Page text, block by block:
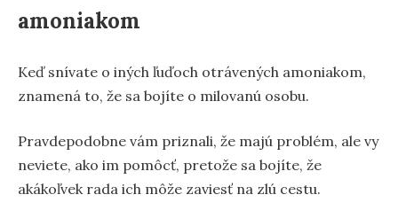
amoniakom
Keď snívate o iných ľuďoch otrávených amoniakom,
znamená to, že sa bojíte o milovanú osobu.
Pravdepodobne vám priznali, že majú problém, ale vy
neviete, ako im pomôcť, pretože sa bojíte, že
akákoľvek rada ich môže zaviesť na zlú cestu.